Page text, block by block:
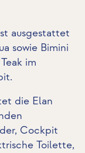
ausgestattet
sowie Bimini
Teak im
.
die Elan
, Cockpit
Toilette,